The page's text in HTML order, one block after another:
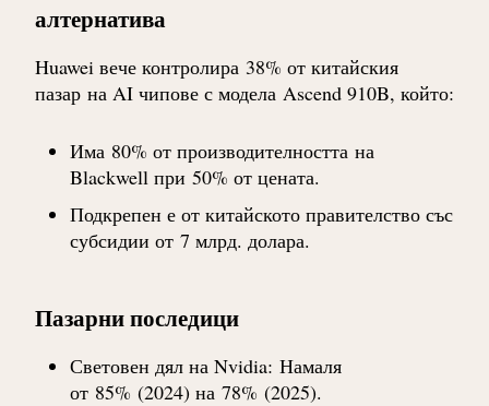
алтернатива
Huawei вече контролира 38% от китайския
пазарна AI чипове с модела Ascend 910B, който:
Има 80% от производителносттана
Blackwell при 50% от цената.
Подкрепен е от китайското правителство със
субсидии от 7 млрд. долара.
Пазарни последици
Световен дял на Nvidia: Намаля
от 85% (2024) на 78% (2025).